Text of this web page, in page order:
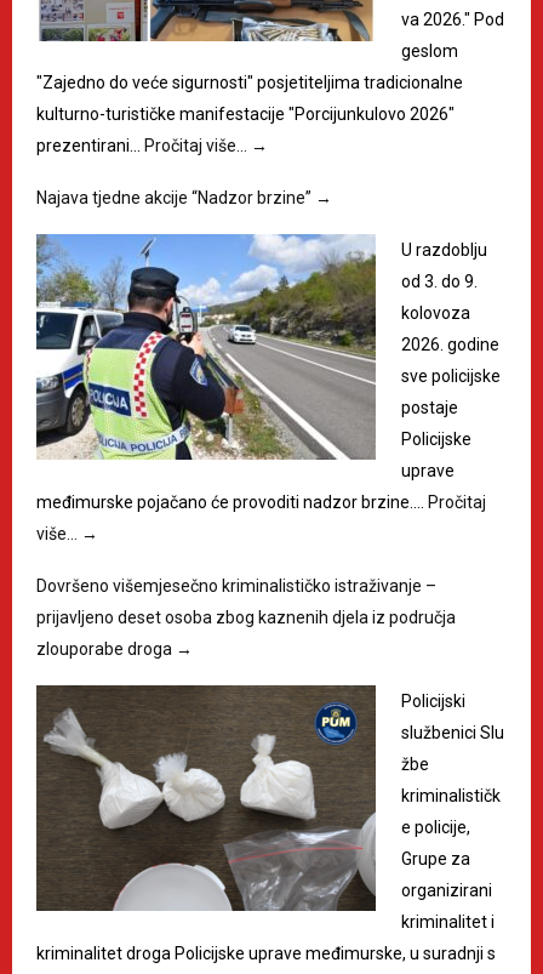
va 2026." Pod
geslom
"Zajedno do veće sigurnosti" posjetiteljima tradicionalne
kulturno-turističke manifestacije "Porcijunkulovo 2026"
prezentirani…
Pročitaj više… →
Najava tjedne akcije “Nadzor brzine” →
U razdoblju
od 3. do 9.
kolovoza
2026. godine
sve policijske
postaje
Policijske
uprave
međimurske pojačano će provoditi nadzor brzine.…
Pročitaj
više…
→
Dovršeno višemjesečno kriminalističko istraživanje –
prijavljeno deset osoba zbog kaznenih djela iz područja
zlouporabe droga →
Policijski
službenici Slu
žbe
kriminalističk
e policije,
Grupe za
organizirani
kriminalitet i
kriminalitet droga Policijske uprave međimurske, u suradnji s